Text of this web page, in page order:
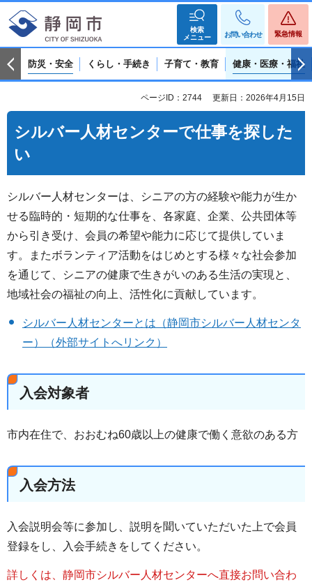
検索
メニュー
お問い合わせ 緊急情報
防災・安全 くらし・手続き 子育て・教育 健康・医療・福祉
ページID：2744 更新日：2026年4月15日
シルバー人材センターで仕事を探した
い
シルバー人材センターは、シニアの方の経験や能力が生か
せる臨時的・短期的な仕事を、各家庭、企業、公共団体等
から引き受け、会員の希望や能力に応じて提供していま
す。またボランティア活動をはじめとする様々な社会参加
を通じて、シニアの健康で生きがいのある生活の実現と、
地域社会の福祉の向上、活性化に貢献しています。
シルバー人材センターとは（静岡市シルバー人材センタ
ー）（外部サイトへリンク）
入会対象者
市内在住で、おおむね60歳以上の健康で働く意欲のある方
入会方法
入会説明会等に参加し、説明を聞いていただいた上で会員
登録をし、入会手続きをしてください。
詳しくは、静岡市シルバー人材センターへ直接お問い合わ